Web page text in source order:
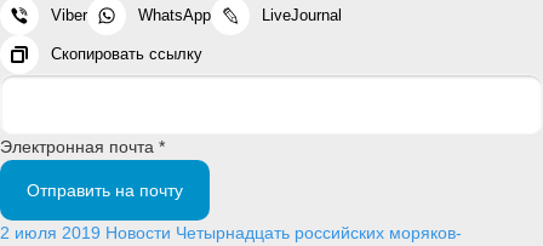
Viber WhatsApp LiveJournal
Скопировать ссылку
Электронная почта *
Отправить на почту
2 июля 2019 Новости Четырнадцать российских моряков-